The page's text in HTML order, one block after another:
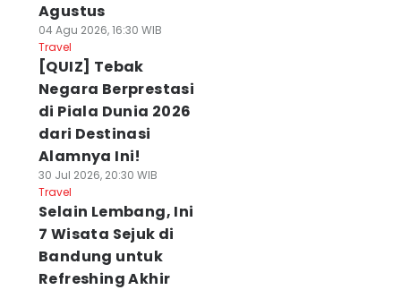
Agustus
04 Agu 2026, 16:30 WIB
Travel
[QUIZ] Tebak
Negara Berprestasi
di Piala Dunia 2026
dari Destinasi
Alamnya Ini!
30 Jul 2026, 20:30 WIB
Travel
Selain Lembang, Ini
7 Wisata Sejuk di
Bandung untuk
Refreshing Akhir